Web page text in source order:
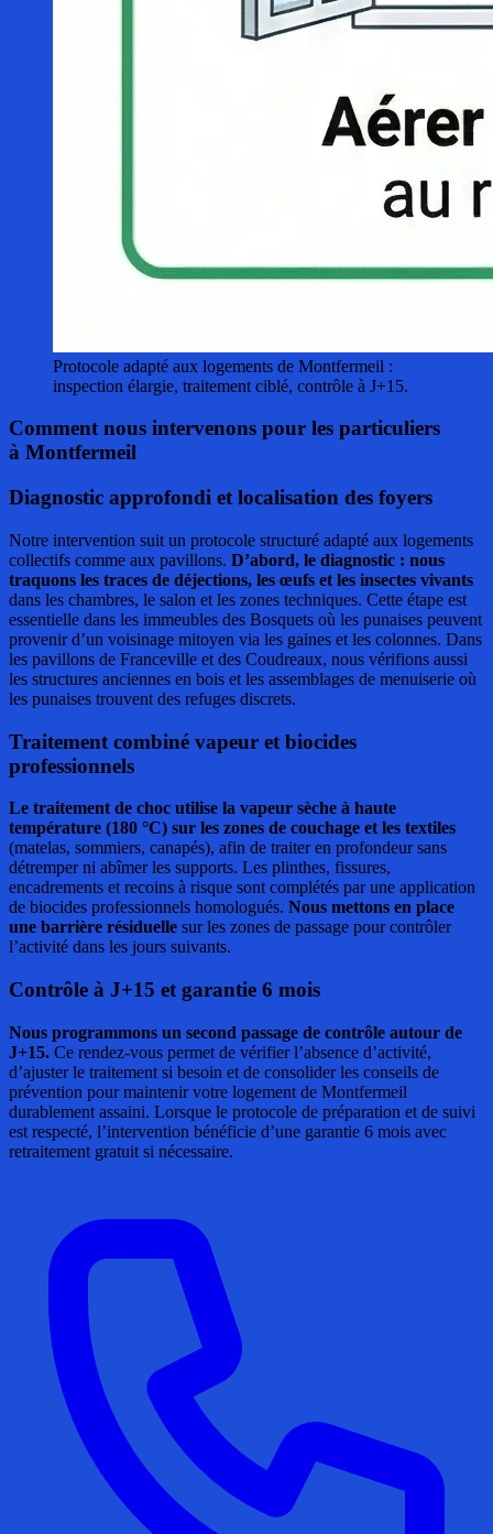
Protocole adapté aux logements de Montfermeil :
inspection élargie, traitement ciblé, contrôle à J+15.
Comment nous intervenons pour les particuliers
à Montfermeil
Diagnostic approfondi et localisation des foyers
Notre intervention suit un protocole structuré adapté aux logements
collectifs comme aux pavillons. D’abord, le diagnostic : nous
traquons les traces de déjections, les œufs et les insectes vivants
dans les chambres, le salon et les zones techniques. Cette étape est
essentielle dans les immeubles des Bosquets où les punaises peuvent
provenir d’un voisinage mitoyen via les gaines et les colonnes. Dans
les pavillons de Franceville et des Coudreaux, nous vérifions aussi
les structures anciennes en bois et les assemblages de menuiserie où
les punaises trouvent des refuges discrets.
Traitement combiné vapeur et biocides
professionnels
Le traitement de choc utilise la vapeur sèche à haute
température (180 °C) sur les zones de couchage et les textiles
(matelas, sommiers, canapés), afin de traiter en profondeur sans
détremper ni abîmer les supports. Les plinthes, fissures,
encadrements et recoins à risque sont complétés par une application
de biocides professionnels homologués. Nous mettons en place
une barrière résiduelle sur les zones de passage pour contrôler
l’activité dans les jours suivants.
Contrôle à J+15 et garantie 6 mois
Nous programmons un second passage de contrôle autour de
J+15. Ce rendez-vous permet de vérifier l’absence d’activité,
d’ajuster le traitement si besoin et de consolider les conseils de
prévention pour maintenir votre logement de Montfermeil
durablement assaini. Lorsque le protocole de préparation et de suivi
est respecté, l’intervention bénéficie d’une garantie 6 mois avec
retraitement gratuit si nécessaire.